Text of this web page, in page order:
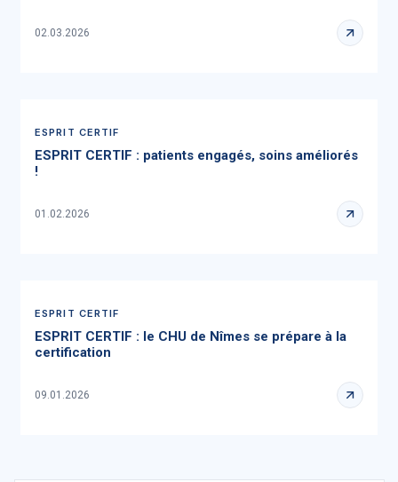
02.03.2026
ESPRIT CERTIF
ESPRIT CERTIF : patients engagés, soins améliorés
!
01.02.2026
ESPRIT CERTIF
ESPRIT CERTIF : le CHU de Nîmes se prépare à la
certification
09.01.2026